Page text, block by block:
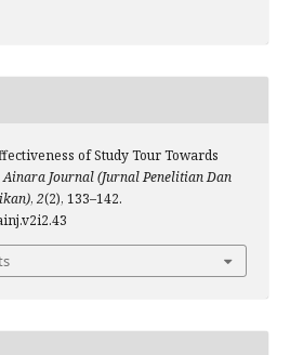
of Study Tour Towards
Ainara Journal (Jurnal Penelitian Dan
, 2(2), 133–142.